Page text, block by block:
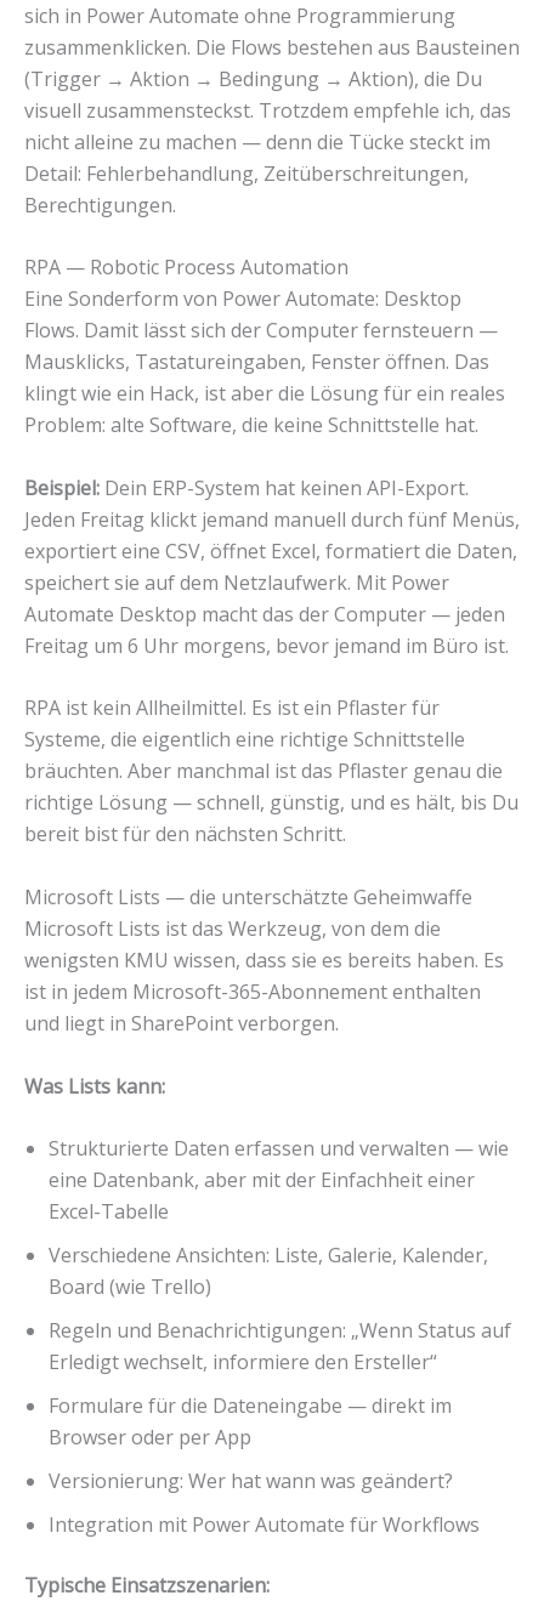
sich in Power Automate ohne Programmierung
zusammenklicken. Die Flows bestehen aus Bausteinen
(Trigger → Aktion → Bedingung → Aktion), die Du
visuell zusammensteckst. Trotzdem empfehle ich, das
nicht alleine zu machen — denn die Tücke steckt im
Detail: Fehlerbehandlung, Zeitüberschreitungen,
Berechtigungen.
RPA — Robotic Process Automation
Eine Sonderform von Power Automate: Desktop
Flows. Damit lässt sich der Computer fernsteuern —
Mausklicks, Tastatureingaben, Fenster öffnen. Das
klingt wie ein Hack, ist aber die Lösung für ein reales
Problem: alte Software, die keine Schnittstelle hat.
Beispiel: Dein ERP-System hat keinen API-Export.
Jeden Freitag klickt jemand manuell durch fünf Menüs,
exportiert eine CSV, öffnet Excel, formatiert die Daten,
speichert sie auf dem Netzlaufwerk. Mit Power
Automate Desktop macht das der Computer — jeden
Freitag um 6 Uhr morgens, bevor jemand im Büro ist.
RPA ist kein Allheilmittel. Es ist ein Pflaster für
Systeme, die eigentlich eine richtige Schnittstelle
bräuchten. Aber manchmal ist das Pflaster genau die
richtige Lösung — schnell, günstig, und es hält, bis Du
bereit bist für den nächsten Schritt.
Microsoft Lists — die unterschätzte Geheimwaffe
Microsoft Lists ist das Werkzeug, von dem die
wenigsten KMU wissen, dass sie es bereits haben. Es
ist in jedem Microsoft-365-Abonnement enthalten
und liegt in SharePoint verborgen.
Was Lists kann:
Strukturierte Daten erfassen und verwalten — wie
eine Datenbank, aber mit der Einfachheit einer
Excel-Tabelle
Verschiedene Ansichten: Liste, Galerie, Kalender,
Board (wie Trello)
Regeln und Benachrichtigungen: „Wenn Status auf
Erledigt wechselt, informiere den Ersteller“
Formulare für die Dateneingabe — direkt im
Browser oder per App
Versionierung: Wer hat wann was geändert?
Integration mit Power Automate für Workflows
Typische Einsatzszenarien: